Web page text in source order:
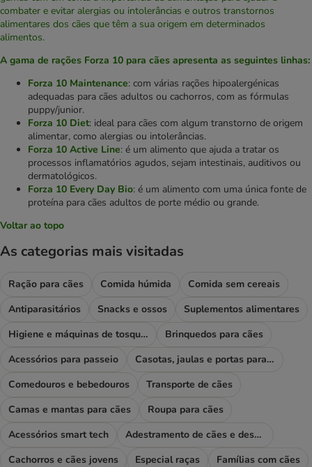
combater e evitar alergias ou intolerâncias e outros transtornos
alimentares dos cães que têm a sua origem em determinados
alimentos.
A gama de rações Forza 10 para cães apresenta as seguintes linhas:
Forza 10 Maintenance: com várias rações hipoalergénicas
adequadas para cães adultos ou cachorros, com as fórmulas
puppy/junior.
Forza 10 Diet: ideal para cães com algum transtorno de origem
alimentar, como alergias ou intolerâncias.
Forza 10 Active Line: é um alimento que ajuda a tratar os
processos inflamatórios agudos, sejam intestinais, auditivos ou
dermatológicos.
Forza 10 Every Day Bio: é um alimento com uma única fonte de
proteína para cães adultos de porte médio ou grande.
Voltar ao topo
As categorias mais visitadas
Ração para cães Comida húmida
Comida sem cereais
Antiparasitários
Snacks e ossos
Suplementos alimentares
Higiene e máquinas de tosquiar
Brinquedos para cães
Acessórios para passeio
Casotas, jaulas e portas para cães
Comedouros e bebedouros
Transporte de cães
Camas e mantas para cães
Roupa para cães
Acessórios smart tech
Adestramento de cães e desporto
Cachorros e cães jovens
Especial raças
Famílias com cães